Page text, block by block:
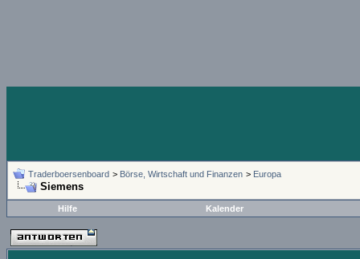
Traderboersenboard > Börse, Wirtschaft und Finanzen > Europa
Siemens
Hilfe Kalender